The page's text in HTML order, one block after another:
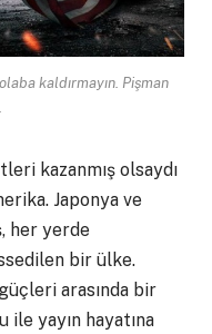
kaldırmayın. Pişman
kazanmış olsaydı
Japonya ve
her yerde
bir ülke.
arasında bir
ile yayın hayatına